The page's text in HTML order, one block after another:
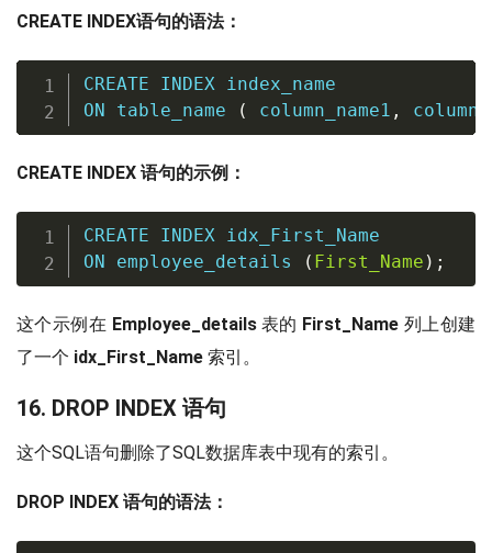
CREATE INDEX语句的语法：
CREATE INDEX
ON table_name ( column_name1 ,
CREATE INDEX 语句的示例：
CREATE INDEX
ON employee_details ( First_Name ) ;
这个示例在 Employee_details表的 First_Name 列上创建
了一个 idx_First_Name 索引。
16. DROP INDEX 语句
这个SQL语句删除了SQL数据库表中现有的索引。
DROP INDEX 语句的语法：